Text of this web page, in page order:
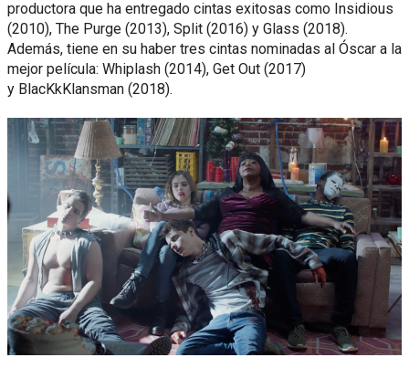
productora que ha entregado cintas exitosas como Insidious
(2010), The Purge (2013), Split (2016) y Glass (2018).
Además, tiene en su haber tres cintas nominadas al Óscar a la
mejor película: Whiplash (2014), Get Out (2017)
y BlacKkKlansman (2018).